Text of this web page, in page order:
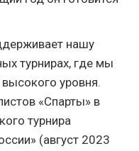
нашу
турнирах, где мы
уровня.
«Спарты» в
турнира
(август 2023